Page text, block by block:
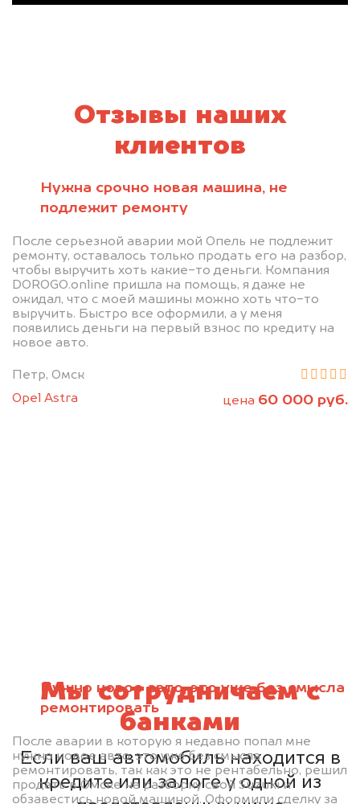
Отзывы наших
клиентов
Нужна срочно новая машина, не
подлежит ремонту
После серьезной аварии мой Опель не подлежит
ремонту, оставалось только продать его на разбор,
чтобы выручить хоть какие-то деньги. Компания
DOROGO.online пришла на помощь, я даже не
ожидал, что с моей машины можно хоть что-то
выручить. Быстро все оформили, а у меня
появились деньги на первый взнос по кредиту на
новое авто.
Петр, Омск
Opel Astra
цена 60 000 руб.
Нужно новое авто, это уже без смысла
ремонтировать
После аварии в которую я недавно попал мне
нужно новое авто, это уже без смысла
ремонтировать, так как это не рентабельно, решил
продать в Омске на разборку свой Suzuki и
обзавестись новой машиной. Оформили сделку за
Мы сотрудничаем с
банками
Если ваш автомобиль находится в
кредите или залоге у одной из